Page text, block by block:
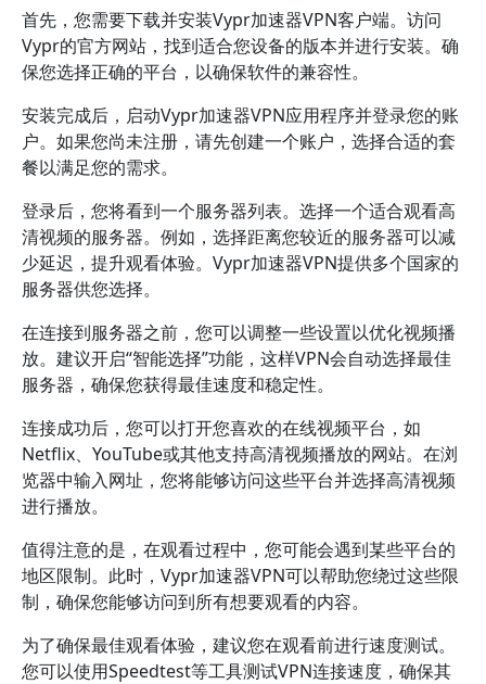
首先，您需要下载并安装Vypr加速器VPN客户端。访问
Vypr的官方网站，找到适合您设备的版本并进行安装。确
保您选择正确的平台，以确保软件的兼容性。
安装完成后，启动Vypr加速器VPN应用程序并登录您的账
户。如果您尚未注册，请先创建一个账户，选择合适的套
餐以满足您的需求。
登录后，您将看到一个服务器列表。选择一个适合观看高
清视频的服务器。例如，选择距离您较近的服务器可以减
少延迟，提升观看体验。Vypr加速器VPN提供多个国家的
服务器供您选择。
在连接到服务器之前，您可以调整一些设置以优化视频播
放。建议开启“智能选择”功能，这样VPN会自动选择最佳
服务器，确保您获得最佳速度和稳定性。
连接成功后，您可以打开您喜欢的在线视频平台，如
Netflix、YouTube或其他支持高清视频播放的网站。在浏
览器中输入网址，您将能够访问这些平台并选择高清视频
进行播放。
值得注意的是，在观看过程中，您可能会遇到某些平台的
地区限制。此时，Vypr加速器VPN可以帮助您绕过这些限
制，确保您能够访问到所有想要观看的内容。
为了确保最佳观看体验，建议您在观看前进行速度测试。
您可以使用Speedtest等工具测试VPN连接速度，确保其